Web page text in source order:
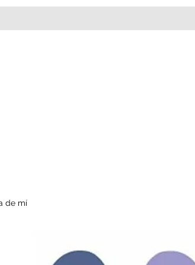
de mí